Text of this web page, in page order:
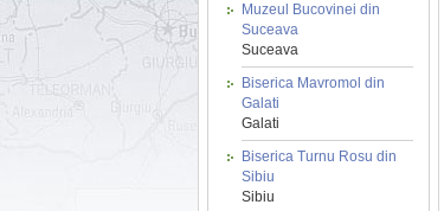
Muzeul Bucovinei din
Suceava
Suceava
Biserica Mavromol din
Galati
Galati
Biserica Turnu Rosu din
Sibiu
Sibiu